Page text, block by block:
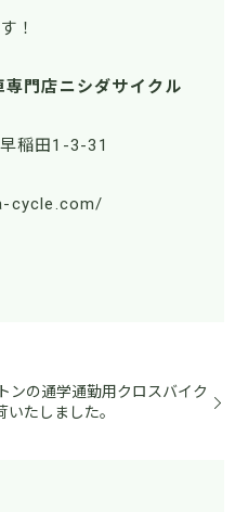
！
門店ニシダサイクル
稲田1-3-31
cycle.com/
ンの通学通勤用クロスバイク
いたしました。